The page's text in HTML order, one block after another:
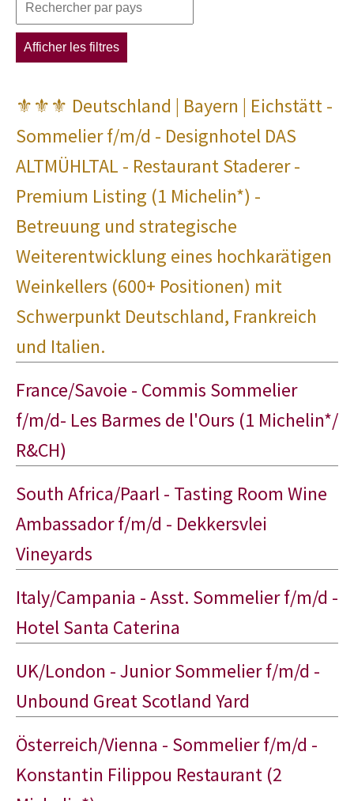
Afficher les filtres
⚜⚜⚜ Deutschland | Bayern | Eichstätt -
Sommelier f/m/d - Designhotel DAS
ALTMÜHLTAL - Restaurant Staderer -
Premium Listing (1 Michelin*) -
Betreuung und strategische
Weiterentwicklung eines hochkarätigen
Weinkellers (600+ Positionen) mit
Schwerpunkt Deutschland, Frankreich
und Italien.
France/Savoie - Commis Sommelier
f/m/d- Les Barmes de l'Ours (1 Michelin*/
R&CH)
South Africa/Paarl - Tasting Room Wine
Ambassador f/m/d - Dekkersvlei
Vineyards
Italy/Campania - Asst. Sommelier f/m/d -
Hotel Santa Caterina
UK/London - Junior Sommelier f/m/d -
Unbound Great Scotland Yard
Österreich/Vienna - Sommelier f/m/d -
Konstantin Filippou Restaurant (2